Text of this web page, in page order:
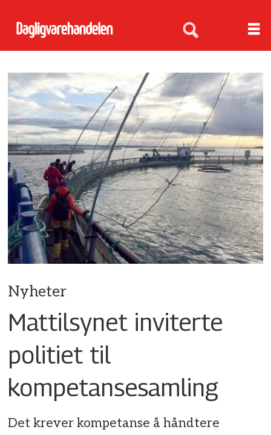
Nyheter
Mattilsynet inviterte
politiet til
kompetansesamling
Det krever kompetanse å håndtere